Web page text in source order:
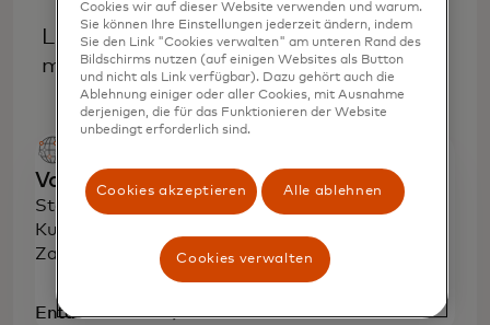
Lösungen zur Annahme von Zahlungen
mit Mastercard.
Vorteile der Annahme von Zahlungen
Steigern Sie den Umsatz, begeistern Sie die
Kunden und bieten Sie nahtlose, sichere
Zahlungen weltweit an.
Entdecken Sie
Cookies wir auf dieser Website verwenden und warum.
Sie können Ihre Einstellungen jederzeit ändern, indem
Sie den Link "Cookies verwalten" am unteren Rand des
Bildschirms nutzen (auf einigen Websites als Button
und nicht als Link verfügbar). Dazu gehört auch die
Ablehnung einiger oder aller Cookies, mit Ausnahme
derjenigen, die für das Funktionieren der Website
unbedingt erforderlich sind.
Cookies akzeptieren Alle ablehnen
Cookies verwalten